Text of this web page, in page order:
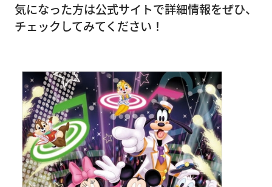
気になった方は公式サイトで詳細情報をぜひ、
チェックしてみてください！